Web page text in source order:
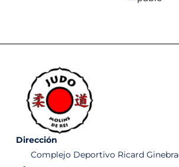
Dirección
Complejo Deportivo Ricard